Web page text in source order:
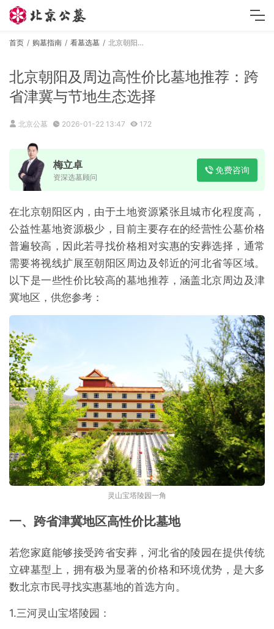
首页 购墓指南 看墓选墓 北京朝阳及周边高性价比墓地推荐：跨省津冀与节地生态选择
北京朝阳及周边高性价比墓地推荐：跨
省津冀与节地生态选择
北京公墓 2026-01-22 13:47 172
梅立卓
资深选墓顾问
免费咨询
在北京朝阳区内，由于土地资源紧张且城市化程度高，
公益性墓地资源极少，目前主要存在的经营性公墓价格
普遍较高，因此若寻找价格相对实惠的安葬选择，通常
需要将视线扩展至朝阳区周边及邻近的河北省等区域。
以下是一些性价比较高的墓地推荐，涵盖北京周边及津
冀地区，供您参考：
灵山宝塔陵园一角
一、跨省津冀地区高性价比墓地
若您家庭能够接受跨省安葬，河北省的陵园在提供传统
立碑墓型上，拥有极为显著的价格和环境优势，是大多
数北京市民寻找实惠墓地的首选方向。
1.三河灵山宝塔陵园：